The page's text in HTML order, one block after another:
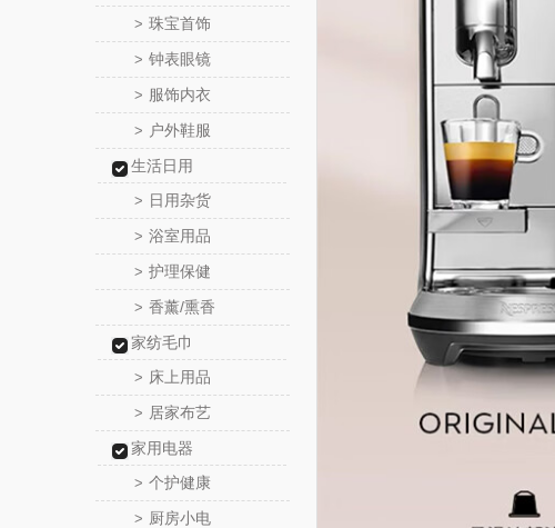
> 珠宝首饰
> 钟表眼镜
> 服饰内衣
> 户外鞋服
生活日用
> 日用杂货
> 浴室用品
> 护理保健
> 香薰/熏香
家纺毛巾
> 床上用品
> 居家布艺
家用电器
> 个护健康
> 厨房小电